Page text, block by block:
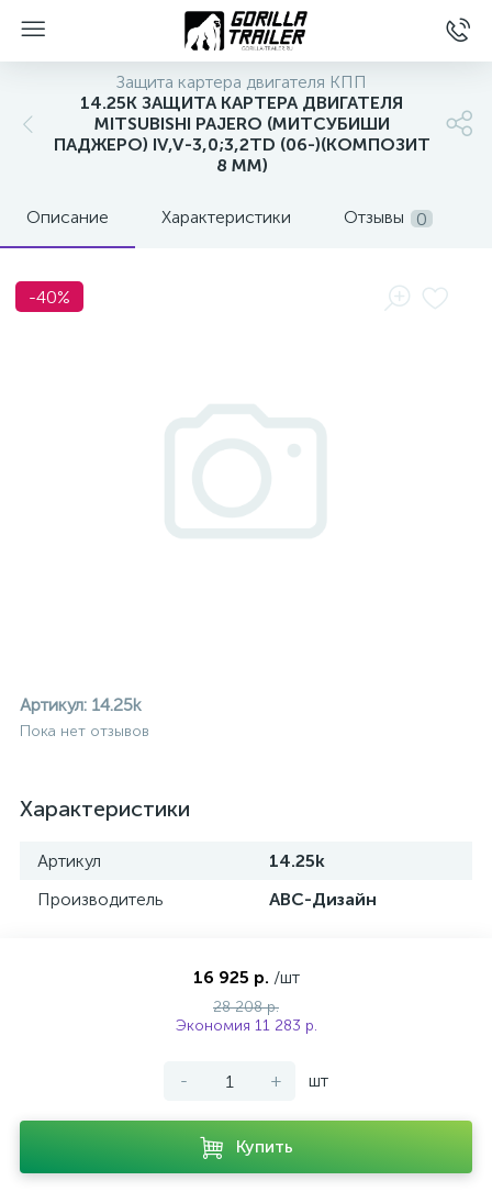
Защита картера двигателя КПП
14.25K ЗАЩИТА КАРТЕРА ДВИГАТЕЛЯ
MITSUBISHI PAJERO (МИТСУБИШИ
ПАДЖЕРО) IV,V-3,0;3,2TD (06-)(КОМПОЗИТ
8 ММ)
Описание Характеристики Отзывы 0
-40%
Артикул: 14.25k
Пока нет отзывов
Характеристики
Артикул
14.25k
Производитель
АВС-Дизайн
16 925 р. /шт
28 208 р.
Экономия 11 283 р.
- + шт
Купить